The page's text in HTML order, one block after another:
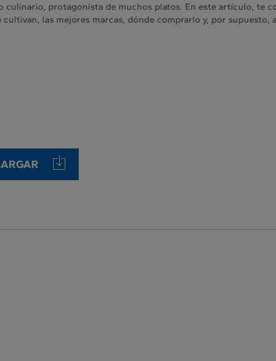
culinario, protagonista de muchos platos. En este artículo, te
las mejores marcas, dónde comprarlo y, por supuesto,